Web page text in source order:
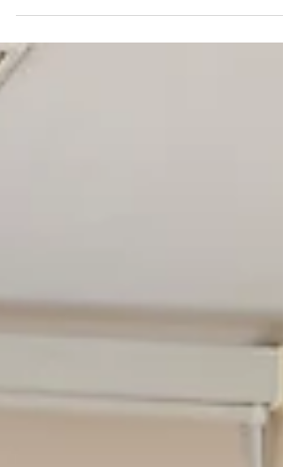
Poezija bibliotekoje? Taip! Ir dar kokia! Pirmąją
progimnazijos antrokai užbaigė ypatingai –
dalyvavo...